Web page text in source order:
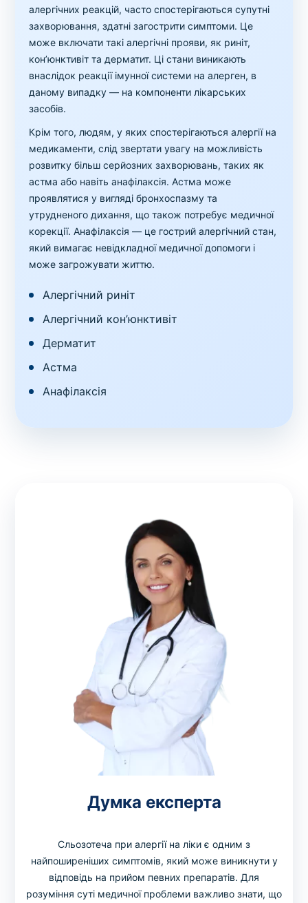
алергічних реакцій, часто спостерігаються супутні
захворювання, здатні загострити симптоми. Це
може включати такі алергічні прояви, як риніт,
кон’юнктивіт та дерматит. Ці стани виникають
внаслідок реакції імунної системи на алерген, в
даному випадку — на компоненти лікарських
засобів.
Крім того, людям, у яких спостерігаються алергії на
медикаменти, слід звертати увагу на можливість
розвитку більш серйозних захворювань, таких як
астма або навіть анафілаксія. Астма може
проявлятися у вигляді бронхоспазму та
утрудненого дихання, що також потребує медичної
корекції. Анафілаксія — це гострий алергічний стан,
який вимагає невідкладної медичної допомоги і
може загрожувати життю.
Алергічний риніт
Алергічний кон’юнктивіт
Дерматит
Астма
Анафілаксія
Думка експерта
Сльозотеча при алергії на ліки є одним з
найпоширеніших симптомів, який може виникнути у
відповідь на прийом певних препаратів. Для
розуміння суті медичної проблеми важливо знати, що